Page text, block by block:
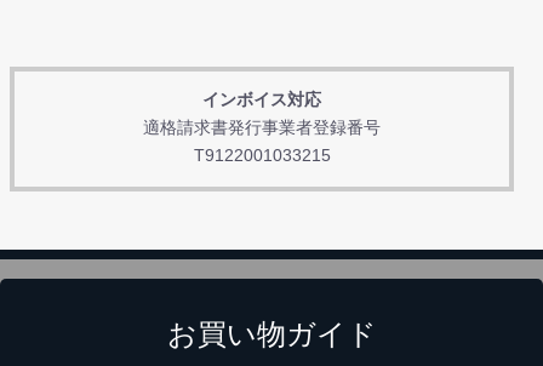
インボイス対応
適格請求書発行事業者登録番号
T9122001033215
お買い物ガイド
スチールラック3台以上の場合、見積書にてお値引き保証い